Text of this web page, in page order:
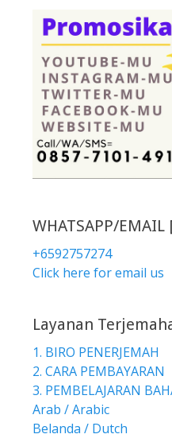
WHATSAPP/EMAIL
+6592757274
Click here for email us
Layanan
1. BIRO PENERJEMAH
2. CARA PEMBAYARAN
3. PEMBELAJARAN
Arab / Arabic
Belanda / Dutch